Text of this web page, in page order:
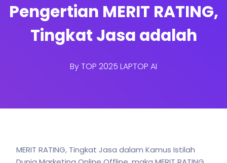
Pengertian MERIT RATING,
Tingkat Jasa adalah
ByTOP 2025 LAPTOP AI
MERIT RATING, Tingkat Jasa dalam Kamus Istilah